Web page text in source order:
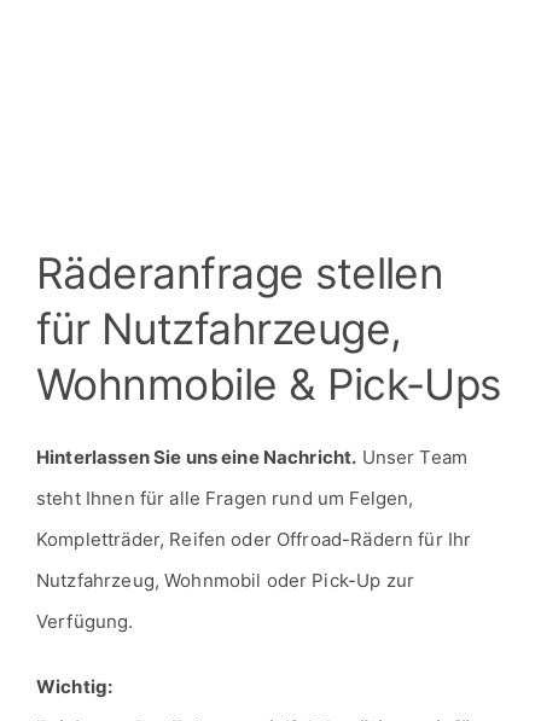
für Nutzfahrzeuge,
Wohnmobile & Pick-Ups
Hinterlassen Sie uns eine Nachricht.Unser Team
Kompletträder, Reifen oder Offroad-Rädern für Ihr
Nutzfahrzeug, Wohnmobil oder Pick-Up zur
Verfügung.
Wichtig:
eine professionelle und richtige Beratung noch